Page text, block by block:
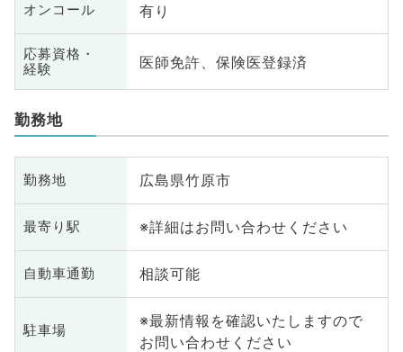
オンコール 有り
応募資格・
経験
医師免許、保険医登録済
勤務地
勤務地 広島県竹原市
最寄り駅 ※詳細はお問い合わせください
自動車通勤 相談可能
駐車場
※最新情報を確認いたしますので
お問い合わせください